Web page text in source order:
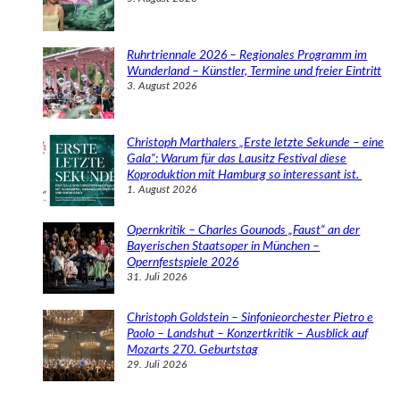
Ruhrtriennale 2026 – Regionales Programm im
Wunderland – Künstler, Termine und freier Eintritt
3. August 2026
Christoph Marthalers „Erste letzte Sekunde – eine
Gala“: Warum für das Lausitz Festival diese
Koproduktion mit Hamburg so interessant ist.
1. August 2026
Opernkritik – Charles Gounods „Faust“ an der
Bayerischen Staatsoper in München –
Opernfestspiele 2026
31. Juli 2026
Christoph Goldstein – Sinfonieorchester Pietro e
Paolo – Landshut – Konzertkritik – Ausblick auf
Mozarts 270. Geburtstag
29. Juli 2026